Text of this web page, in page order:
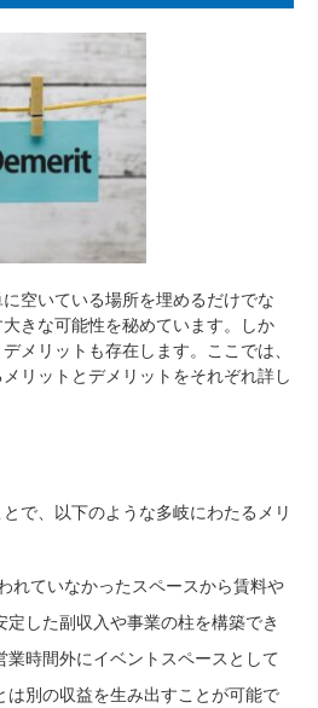
空いている場所を埋めるだけでな
きな可能性を秘めています。しか
メリットも存在します。ここでは、
リットとデメリットをそれぞれ詳し
で、以下のような多岐にわたるメリ
れていなかったスペースから賃料や
した副収入や事業の柱を構築でき
業時間外にイベントスペースとして
は別の収益を生み出すことが可能で